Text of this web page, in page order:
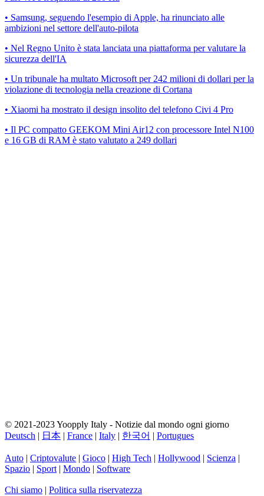
• Samsung, seguendo l'esempio di Apple, ha rinunciato alle
ambizioni nel settore dell'auto-pilota
• Nel Regno Unito è stata lanciata una piattaforma per valutare la
sicurezza dell'IA
• Un tribunale ha multato Microsoft per 242 milioni di dollari per la
violazione di tecnologia nella creazione di Cortana
• Xiaomi ha mostrato il design insolito del telefono Civi 4 Pro
• Il PC compatto GEEKOM Mini Air12 con processore Intel N100
e 16 GB di RAM è stato valutato a 249 dollari
© 2021-2023 Yoopply Italy - Notizie dal mondo ogni giorno
Deutsch | 日本 | France | Italy | 한국어 | Portugues
Auto | Criptovalute | Gioco | High Tech | Hollywood | Scienza |
Spazio | Sport | Mondo | Software
Chi siamo | Politica sulla riservatezza